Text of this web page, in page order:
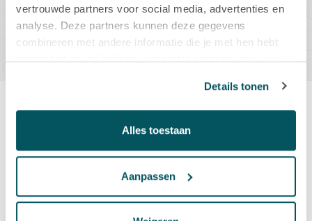
vertrouwde partners voor social media, advertenties en
analyse. Deze partners kunnen deze gegevens
combineren met andere informatie die je met hen hebt
gedeeld of die zij hebben verzameld op basis van jouw
Details tonen
Alles toestaan
Aanpassen
IN WINKELMAND
Productbeschrijving